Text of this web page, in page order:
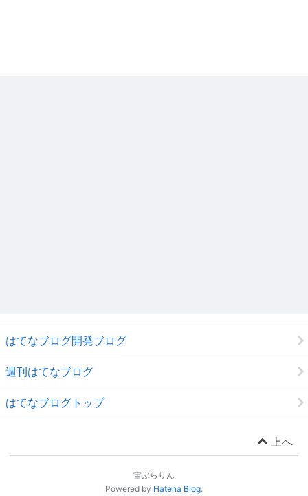
はてなブログ開発ブログ
週刊はてなブログ
はてなブログトップ
上へ
宙ぶらりん
Powered by Hatena Blog.